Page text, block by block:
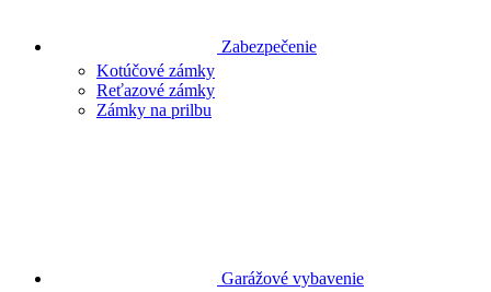
Zabezpečenie
Kotúčové zámky
Reťazové zámky
Zámky na prilbu
Garážové vybavenie